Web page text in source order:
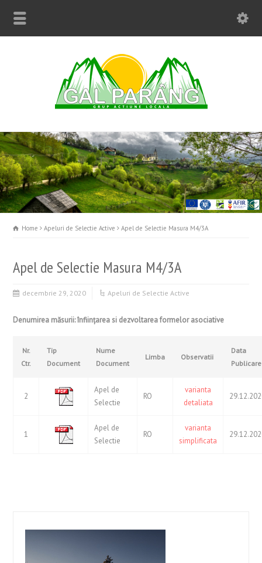
Home Apeluri de Selectie Active Apel de Selectie Masura M4/3A
Apel de Selectie Masura M4/3A
decembrie 29, 2020 Apeluri de Selectie Active
Denumirea măsurii: înfiinţarea si dezvoltarea formelor asociative
Nr.
Ctr.
Tip
Document
Nume
Document
Limba Observatii
Data
Publicare
2
Apel de
Selectie
RO
varianta
detaliata
1
Apel de
Selectie
RO
varianta
simplificata